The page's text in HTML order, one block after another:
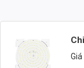
Nhận báo
Nhắn: Loại